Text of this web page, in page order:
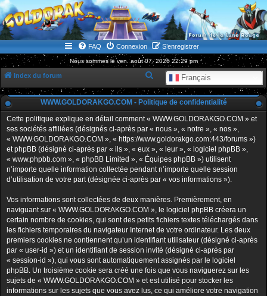
WWW.GOLDORAKGO.COM
le site de la Lune Rouge
FAQ Connexion S’enregistrer
Nous sommes le ven. août 07, 2026 22:29 pm
Index du forum Français
e
c
h
e
c
r
WWW.GOLDORAKGO.COM - Politique de confidentialité
Cette politique explique en détail comment « WWW.GOLDORAKGO.COM » et
ses sociétés affiliées (désignés ci-après par « nous », « notre », « nos »,
« WWW.GOLDORAKGO.COM », « https://www.goldorakgo.com:443/forums »)
et phpBB (désigné ci-après par « ils », « eux », « leur », « logiciel phpBB »,
« www.phpbb.com », « phpBB Limited », « Équipes phpBB ») utilisent
n’importe quelle information collectée pendant n’importe quelle session
d’utilisation de votre part (désignée ci-après par « vos informations »).
Vos informations sont collectées de deux manières. Premièrement, en
naviguant sur « WWW.GOLDORAKGO.COM », le logiciel phpBB créera un
certain nombre de cookies, qui sont des petits fichiers textes téléchargés dans
les fichiers temporaires du navigateur Internet de votre ordinateur. Les deux
premiers cookies ne contiennent qu’un identifiant utilisateur (désigné ci-après
par « user-id ») et un identifiant de session invité (désigné ci-après par
« session-id »), qui vous sont automatiquement assignés par le logiciel
phpBB. Un troisième cookie sera créé une fois que vous naviguerez sur les
sujets de « WWW.GOLDORAKGO.COM » et est utilisé pour stocker les
informations sur les sujets que vous avez lus, ce qui améliore votre navigation